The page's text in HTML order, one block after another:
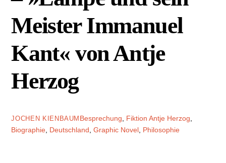
Meister Immanuel
Kant« von Antje
Herzog
JOCHEN KIENBAUM Besprechung Fiktion Antje Herzog
Biographie Deutschland ,Graphic Novel Philosophie